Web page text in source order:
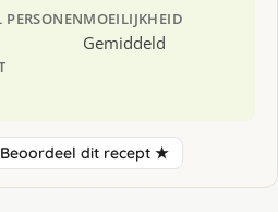
MOEILIJKHEID
Gemiddeld
Beoordeel dit recept ★